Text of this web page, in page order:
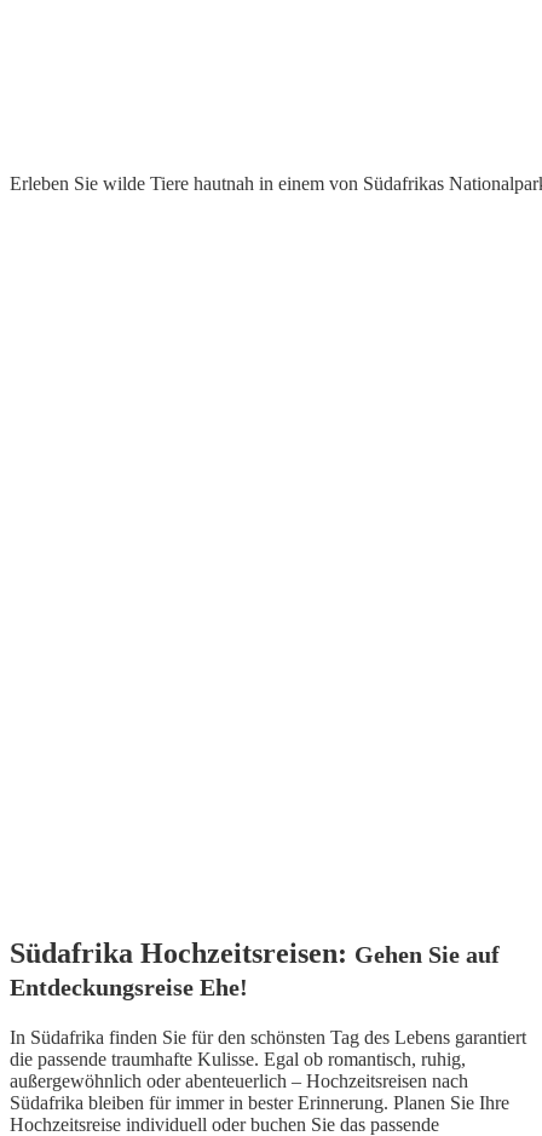
Erleben Sie wilde Tiere hautnah in einem von Südafrikas
Südafrika Hochzeitsreisen: Gehen Sie auf
Entdeckungsreise Ehe!
In Südafrika finden Sie für den schönsten Tag des Lebens garantiert
die passende traumhafte Kulisse. Egal ob romantisch, ruhig,
außergewöhnlich oder abenteuerlich – Hochzeitsreisen nach
Südafrika bleiben für immer in bester Erinnerung. Planen Sie Ihre
Hochzeitsreise individuell oder buchen Sie das passende